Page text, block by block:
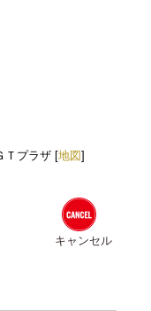
Ｔプラザ [地図]
キャンセル